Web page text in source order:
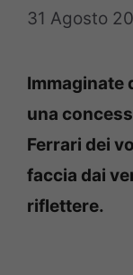
31 Agosto
Immaginate
una
Ferrari dei
faccia dai
riflettere.